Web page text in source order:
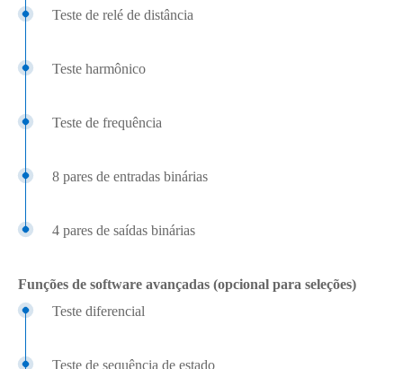
Teste de relé de distância
Teste harmônico
Teste de frequência
8 pares de entradas binárias
4 pares de saídas binárias
Funções de software avançadas (opcional para seleções)
Teste diferencial
Teste de sequência de estado